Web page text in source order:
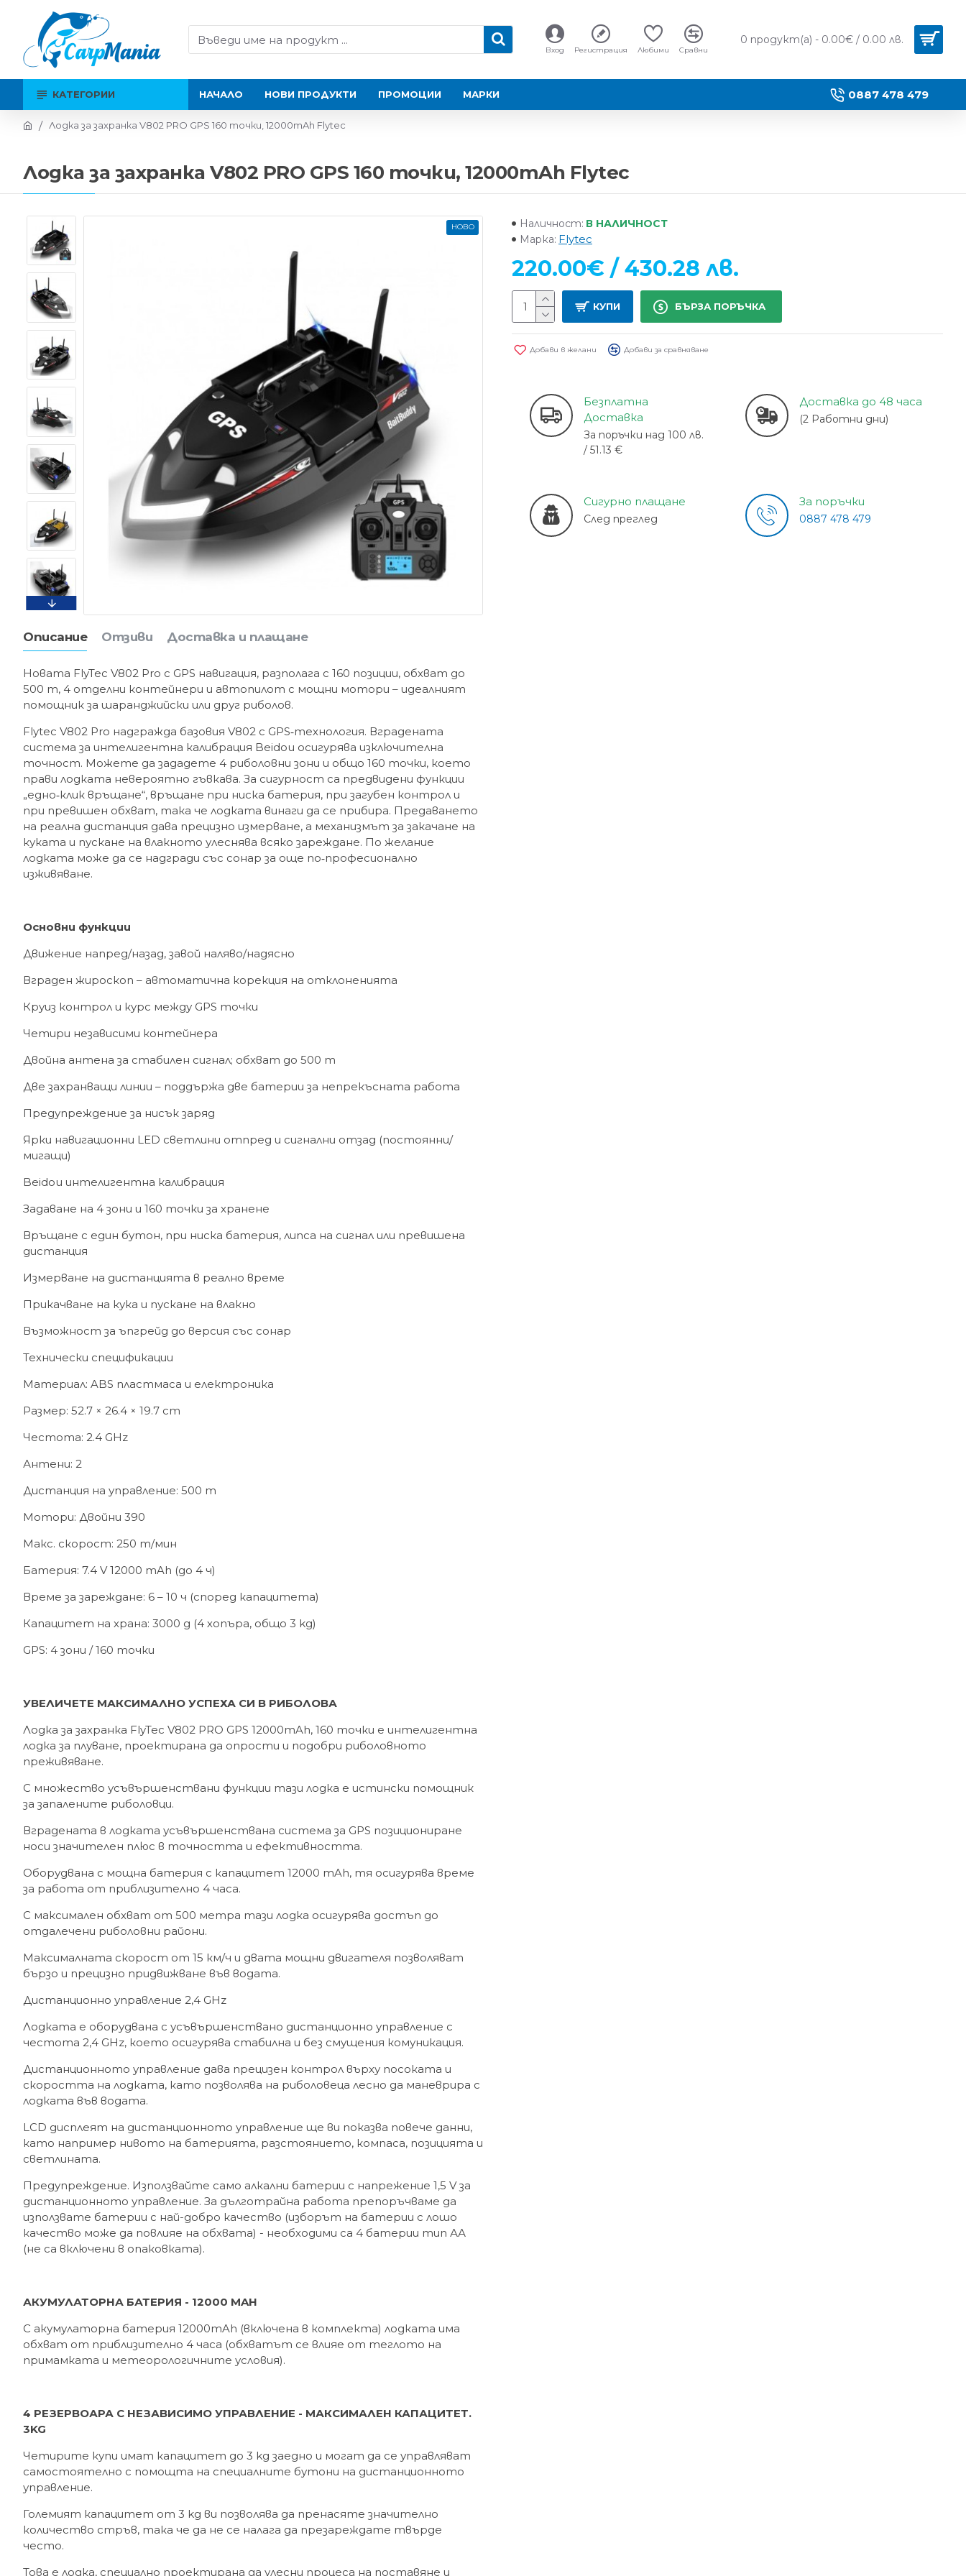
Вход Регистрация Любими Сравни
0 продукт(а) - 0.00€ / 0.00 лв.
КАТЕГОРИИ НАЧАЛО НОВИ ПРОДУКТИ ПРОМОЦИИ МАРКИ 0887 478 479
Лодка за захранка V802 PRO GPS 160 точки, 12000mAh Flytec
Лодка за захранка V802 PRO GPS 160 точки, 12000mAh Flytec
НОВО
Описание Отзиви Доставка и плащане
Новата FlyTec V802 Pro с GPS навигация, разполага с 160 позиции, обхват до
500 m, 4 отделни контейнери и автопилот с мощни мотори – идеалният
помощник за шаранджийски или друг риболов.
Flytec V802 Pro надгражда базовия V802 с GPS‑технология. Вградената
система за интелигентна калибрация Beidou осигурява изключителна
точност. Можете да зададете 4 риболовни зони и общо 160 точки, което
прави лодката невероятно гъвкава. За сигурност са предвидени функции
„едно‑клик връщане“, връщане при ниска батерия, при загубен контрол и
при превишен обхват, така че лодката винаги да се прибира. Предаването
на реална дистанция дава прецизно измерване, а механизмът за закачане на
куката и пускане на влакното улеснява всяко зареждане. По желание
лодката може да се надгради със сонар за още по‑професионално
изживяване.
Основни функции
Движение напред/назад, завой наляво/надясно
Вграден жироскоп – автоматична корекция на отклоненията
Круиз контрол и курс между GPS точки
Четири независими контейнера
Двойна антена за стабилен сигнал; обхват до 500 m
Две захранващи линии – поддържа две батерии за непрекъсната работа
Предупреждение за нисък заряд
Ярки навигационни LED светлини отпред и сигнални отзад (постоянни/
мигащи)
Beidou интелигентна калибрация
Задаване на 4 зони и 160 точки за хранене
Връщане с един бутон, при ниска батерия, липса на сигнал или превишена
дистанция
Измерване на дистанцията в реално време
Прикачване на кука и пускане на влакно
Възможност за ъпгрейд до версия със сонар
Технически спецификации
Материал: ABS пластмаса и електроника
Размер: 52.7 × 26.4 × 19.7 cm
Честота: 2.4 GHz
Антени: 2
Дистанция на управление: 500 m
Мотори: Двойни 390
Макс. скорост: 250 m/мин
Батерия: 7.4 V 12000 mAh (до 4 ч)
Време за зареждане: 6 – 10 ч (според капацитета)
Капацитет на храна: 3000 g (4 хопъра, общо 3 kg)
GPS: 4 зони / 160 точки
УВЕЛИЧЕТЕ МАКСИМАЛНО УСПЕХА СИ В РИБОЛОВА
Лодка за захранка FlyTec V802 PRO GPS 12000mAh, 160 точки е интелигентна
лодка за плуване, проектирана да опрости и подобри риболовното
преживяване.
С множество усъвършенствани функции тази лодка е истински помощник
за запалените риболовци.
Вградената в лодката усъвършенствана система за GPS позициониране
носи значителен плюс в точността и ефективността.
Оборудвана с мощна батерия с капацитет 12000 mAh, тя осигурява време
за работа от приблизително 4 часа.
С максимален обхват от 500 метра тази лодка осигурява достъп до
отдалечени риболовни райони.
Максималната скорост от 15 км/ч и двата мощни двигателя позволяват
бързо и прецизно придвижване във водата.
Дистанционно управление 2,4 GHz
Лодката е оборудвана с усъвършенствано дистанционно управление с
честота 2,4 GHz, което осигурява стабилна и без смущения комуникация.
Дистанционното управление дава прецизен контрол върху посоката и
скоростта на лодката, като позволява на риболовеца лесно да маневрира с
лодката във водата.
LCD дисплеят на дистанционното управление ще ви показва повече данни,
като например нивото на батерията, разстоянието, компаса, позицията и
светлината.
Предупреждение. Използвайте само алкални батерии с напрежение 1,5 V за
дистанционното управление. За дълготрайна работа препоръчваме да
използвате батерии с най-добро качество (изборът на батерии с лошо
качество може да повлияе на обхвата) - необходими са 4 батерии тип АА
(не са включени в опаковката).
АКУМУЛАТОРНА БАТЕРИЯ - 12000 MAH
С акумулаторна батерия 12000mAh (включена в комплекта) лодката има
обхват от приблизително 4 часа (обхватът се влияе от теглото на
примамката и метеорологичните условия).
4 РЕЗЕРВОАРА С НЕЗАВИСИМО УПРАВЛЕНИЕ - МАКСИМАЛЕН КАПАЦИТЕТ.
3KG
Четирите купи имат капацитет до 3 kg заедно и могат да се управляват
самостоятелно с помощта на специалните бутони на дистанционното
управление.
Големият капацитет от 3 kg ви позволява да пренасяте значително
количество стръв, така че да не се налага да презареждате твърде
често.
Това е лодка, специално проектирана да улесни процеса на поставяне и
Наличност: В НАЛИЧНОСТ
Марка: Flytec
220.00€ / 430.28 лв.
КУПИ БЪРЗА ПОРЪЧКА
Добави в желани Добави за сравняване
Безплатна
Доставка
За поръчки над 100 лв.
/ 51.13 €
Доставка до 48 часа
(2 Работни дни)
Сигурно плащане
След преглед
За поръчки
0887 478 479